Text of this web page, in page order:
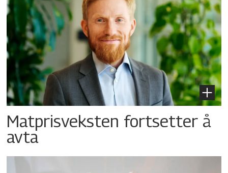
Matprisveksten fortsetter å
avta